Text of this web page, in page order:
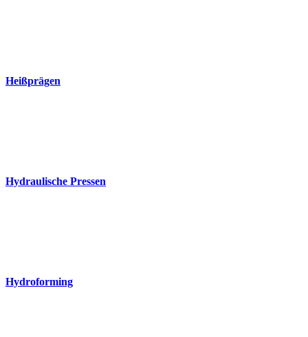
Heißprägen
Hydraulische Pressen
Hydroforming